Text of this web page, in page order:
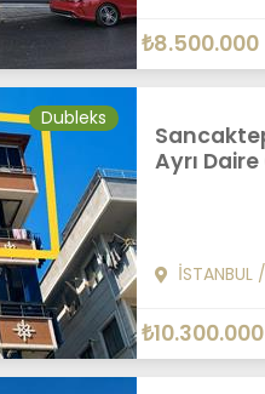
₺8.500.000
Dubleks
Ayrı
İSTANBUL/
₺10.300.000